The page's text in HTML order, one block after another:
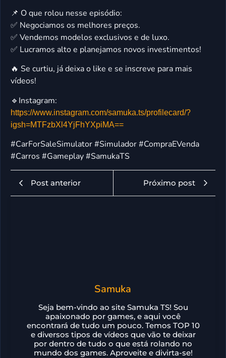
📌 O que rolou nesse episódio:
✅ Negociamos os melhores preços.
✅ Vendemos modelos exclusivos e de luxo.
✅ Lucramos alto e planejamos novos investimentos!
🔥 Se curtiu, já deixa o like e se inscreve para mais
vídeos!
🔹Instagram:
https://www.instagram.com/samuka.ts/profilecard/?
igsh=MTFzbXl4YjFhYXpiMA==
#CarForSaleSimulator #Simulador #CompraEVenda
#Carros #Gameplay #SamukaTS
Post anterior Próximo post
Samuka
Seja bem-vindo ao site Samuka TS! Sou
apaixonado por games, e aqui você
encontrará de tudo um pouco. Temos TOP 10
e diversos tipos de vídeos que vão te deixar
por dentro de tudo o que está rolando no
mundo dos games. Aproveite e divirta-se!